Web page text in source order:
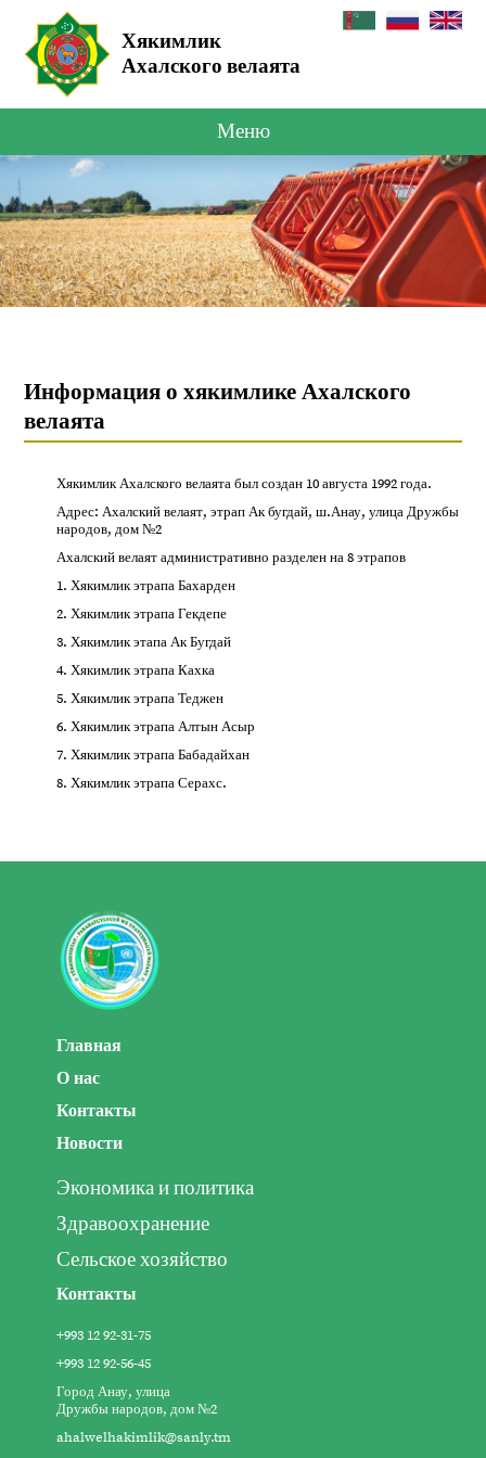
Хякимлик
Ахалского велаята
Меню
Информация о хякимлике Ахалского
велаята
Хякимлик Ахалского велаята был создан 10 августа 1992 года.
Адрес: Ахалский велаят, этрап Ак бугдай, ш.Анау, улица Дружбы
народов, дом №2
Ахалский велаят административно разделен на 8 этрапов
1. Хякимлик этрапа Бахарден
2. Хякимлик этрапа Гекдепе
3. Хякимлик этапа Ак Бугдай
4. Хякимлик этрапа Кахка
5. Хякимлик этрапа Теджен
6. Хякимлик этрапа Алтын Асыр
7. Хякимлик этрапа Бабадайхан
8. Хякимлик этрапа Серахс.
Главная
О нас
Контакты
Новости
Экономика и политика
Здравоохранение
Сельское хозяйство
Контакты
+993 12 92-31-75
+993 12 92-56-45
Город Анау, улица
Дружбы народов, дом №2
ahalwelhakimlik@sanly.tm